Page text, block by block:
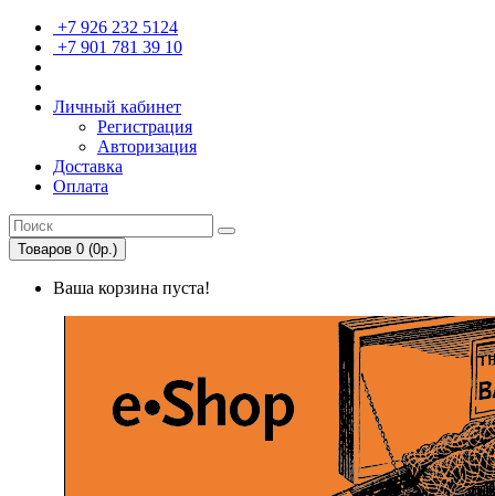
+7 926 232 5124
+7 901 781 39 10
Личный кабинет
Регистрация
Авторизация
Доставка
Оплата
Товаров 0 (0р.)
Ваша корзина пуста!